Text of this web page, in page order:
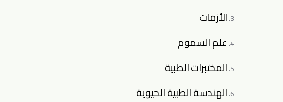
الأزمات
علم السموم
المختبرات الطبية
الهندسة الطبية الحيوية